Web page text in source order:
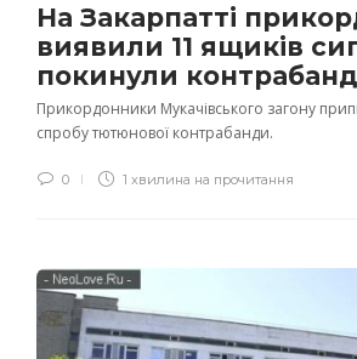
На Закарпатті
виявили 11 ящиків
покинули
Прикордонники Мукачівського загону
спробу тютюнової контрабанди.
0 1 хвилина на прочитання